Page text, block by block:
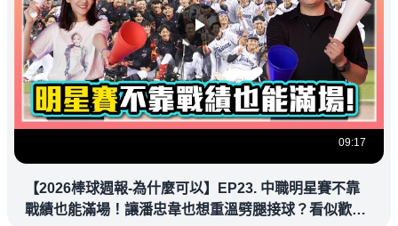
09:17
【2026棒球週報-為什麼可以】EP23. 中職明星賽不靠
戰績也能滿場！讓潘忠韋也想重溫劈腿接球？看似歡樂